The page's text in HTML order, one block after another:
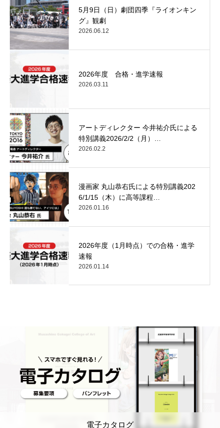
5月9日（日）劇団四季『ライオンキン
グ』観劇
2026.06.12
2026年度 合格・進学速報
2026.03.11
アートディレクター 今井祐介氏による
特別講義2026/2/2（月）…
2026.02.2
漫画家 丸山恭右氏による特別講義202
6/1/15（木）に高等課程…
2026.01.16
2026年度（1月時点）での合格・進学
速報
2026.01.14
電子カタログ